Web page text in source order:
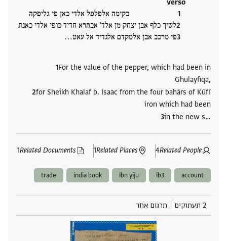
verso
בקימה אלפלפל אלדי כאן פי גליפקה
לשיך כלף אבן יצחק מן אלד' אבהרא חדיד כופי אלדי כאנת
פי מרכב אבן אלמקדם אלגדיד אל עאט‮…
For the value of the pepper, which had been in
Ghulayfiqa,
for Sheikh Khalaf b. Isaac from the four bahārs of Kūfī
iron which had been
in the new s‮…
Related People
4
Related Places
1
Related Documents
1
account
ib3
ibn yiju
india book
trade
2 תעתוקים תרגום אחד